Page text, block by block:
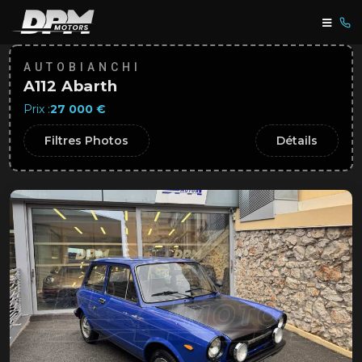
AUTOBIANCHI
A112 Abarth
Prix :27 000 €
Filtres Photos Détails